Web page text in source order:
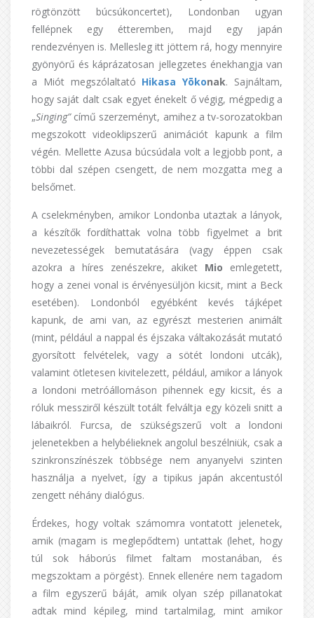
rögtönzött búcsúkoncertet), Londonban ugyan
fellépnek egy étteremben, majd egy japán
rendezvényen is. Mellesleg itt jöttem rá, hogy mennyire
gyönyörű és káprázatosan jellegzetes énekhangja van
a Miót megszólaltató Hikasa Yōkonak. Sajnáltam,
hogy saját dalt csak egyet énekelt ő végig, mégpedig a
„Singing” című szerzeményt, amihez a tv-sorozatokban
megszokott videoklipszerű animációt kapunk a film
végén. Mellette Azusa búcsúdala volt a legjobb pont, a
többi dal szépen csengett, de nem mozgatta meg a
belsőmet.
A cselekményben, amikor Londonba utaztak a lányok,
a készítők fordíthattak volna több figyelmet a brit
nevezetességek bemutatására (vagy éppen csak
azokra a híres zenészekre, akiket Mio emlegetett,
hogy a zenei vonal is érvényesüljön kicsit, mint a Beck
esetében). Londonból egyébként kevés tájképet
kapunk, de ami van, az egyrészt mesterien animált
(mint, például a nappal és éjszaka váltakozását mutató
gyorsított felvételek, vagy a sötét londoni utcák),
valamint ötletesen kivitelezett, például, amikor a lányok
a londoni metróállomáson pihennek egy kicsit, és a
róluk messziről készült totált felváltja egy közeli snitt a
lábaikról. Furcsa, de szükségszerű volt a londoni
jelenetekben a helybélieknek angolul beszélniük, csak a
szinkronszínészek többsége nem anyanyelvi szinten
használja a nyelvet, így a tipikus japán akcentustól
zengett néhány dialógus.
Érdekes, hogy voltak számomra vontatott jelenetek,
amik (magam is meglepődtem) untattak (lehet, hogy
túl sok háborús filmet faltam mostanában, és
megszoktam a pörgést). Ennek ellenére nem tagadom
a film egyszerű báját, amik olyan szép pillanatokat
adtak mind képileg, mind tartalmilag, mint amikor